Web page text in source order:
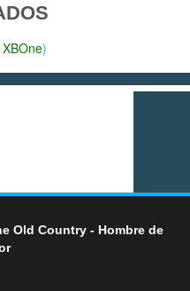
XBOne)
Old Country - Hombre de